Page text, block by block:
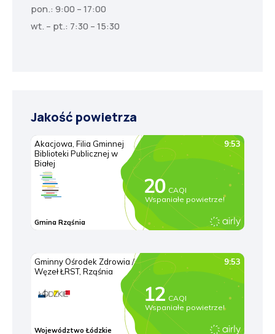
pon.: 9:00 – 17:00
wt. – pt.: 7:30 – 15:30
Jakość powietrza